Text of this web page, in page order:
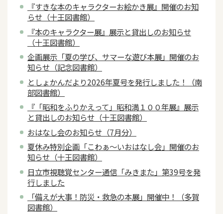
『すきな本のキャラクターお絵かき展』開催のお知
らせ（十王図書館）
『本のキャラクター展』展示と貸出しのお知らせ
（十王図書館）
企画展示「夏の学び、サマーな遊び本展」開催のお
知らせ（記念図書館）
としょかんだより2026年夏号を発行しました！（南
部図書館）
『「昭和をふりかえって」昭和満１００年展』展示
と貸出しのお知らせ（十王図書館）
おはなし会のお知らせ（7月分）
夏休み特別企画「こわぁ～いおはなし会」開催のお
知らせ（十王図書館）
日立市視聴覚センター通信「みきまた」第39号を発
行しました
「備えが大事！防災・救急の本展」開催中！（多賀
図書館）